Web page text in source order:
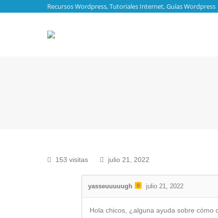
Recursos Wordpress, Tutoriales Internet, Guías Wordpress
153 visitas julio 21, 2022
yasseuuuuugh 0 julio 21, 2022
Hola chicos, ¿alguna ayuda sobre